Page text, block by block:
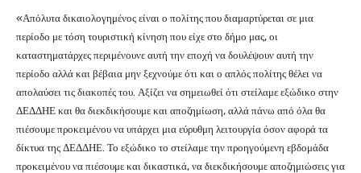
«Απόλυτα δικαιολογημένος είναι ο πολίτης που διαμαρτύρεται σε μια
περίοδο με τόση τουριστική κίνηση που είχε στο δήμο μας, οι
καταστηματάρχες περιμένουνε αυτή την εποχή να δουλέψουν αυτή την
περίοδο αλλά και βέβαια μην ξεχνούμε ότι και ο απλός πολίτης θέλει να
απολαύσει τις διακοπές του. Αξίζει να σημειωθεί ότι στείλαμε εξώδικο στην
ΔΕΔΔΗΕ και θα διεκδικήσουμε και αποζημίωση, αλλά πάνω από όλα θα
πιέσουμε προκειμένου να υπάρχει μια εύρυθμη λειτουργία όσον αφορά τα
δίκτυα της ΔΕΔΔΗΕ. Το εξώδικο το στείλαμε την προηγούμενη εβδομάδα
προκειμένου να πιέσουμε και δικαστικά, να διεκδικήσουμε αποζημιώσεις για